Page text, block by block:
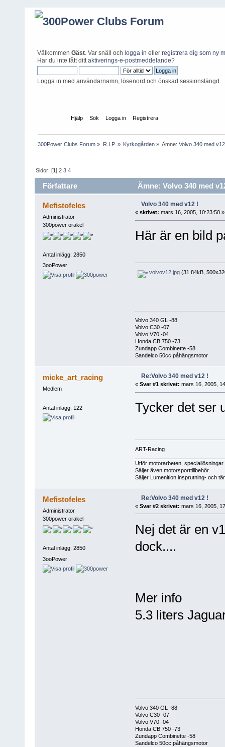
Välkommen Gäst . Var snäll och logga in eller registrera dig som ny
Har du inte fått ditt aktiverings-e-postmeddelande?
Logga in med användarnamn, lösenord och önskad sessionslängd
Hjälp Sök Logga in Registrera
300Power Clubs Forum » R.I.P. » Kyrkogården» Ämne:Volvo 340 med
Sidor: [1]2 3 4
Författare Ämne: Volvo 340 med
Mefistofeles
Administrator
300power orakel
Antal inlägg: 2850
3ooPower
Volvo 340 med v12 !
« skrivet: mars 16, 2005, 10:23:50 »
Här är en bild
volvov12.jpg(31.84kB,
Volvo 340 GL -88
Volvo C30 -07
Volvo V70 -04
Honda CB 750 -73
Zundapp Combinette -58
Sandelco 50cc påhängsmotor
micke_art_racing
Medlem
Antal inlägg: 122
Re:Volvo 340 med v12 !
« Svar #1 skrivet: mars 16, 2005,
Tycker det ser
ART-Racing
Utför motorarbeten, speciallösningar
Säljer även motorsporttillbehör.
Säljer Lumenition insprutning- och
Mefistofeles
Administrator
300power orakel
Antal inlägg: 2850
3ooPower
Re:Volvo 340 med v12 !
« Svar #2 skrivet: mars 16, 2005,
Nej det är en
dock....
Mer info
5.3 liters
Volvo 340 GL -88
Volvo C30 -07
Volvo V70 -04
Honda CB 750 -73
Zundapp Combinette -58
Sandelco 50cc påhängsmotor